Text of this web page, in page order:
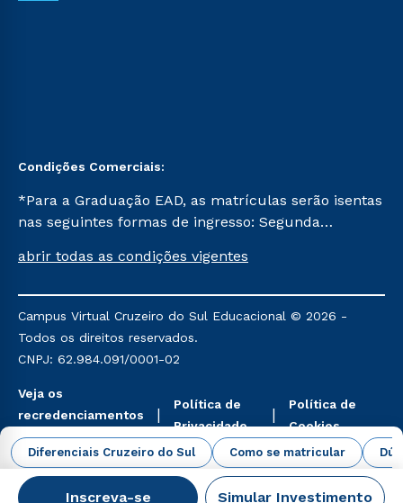
Diferenciais Cruzeiro do Sul Como se matricular
Inscreva-se Simular Investimento
Condições Comerciais:
*Para a Graduação EAD, as matrículas serão isentas
nas seguintes formas de ingresso: Segunda
Já para as demais, a taxa de matrícula será de R$
mencionadas são referentes aos cursos: Ensino
Religioso, Geografia para a Docência e Metodologia
do Ensino de História: Questões Atuais.
abrir todas as condições vigentes
Campus Virtual Cruzeiro do Sul Educacional © 2026 -
Todos os direitos reservados.
CNPJ: 62.984.091/0001-02
Veja os
recredenciamentos
aqui
Política de
Privacidade
Política de
Cookies